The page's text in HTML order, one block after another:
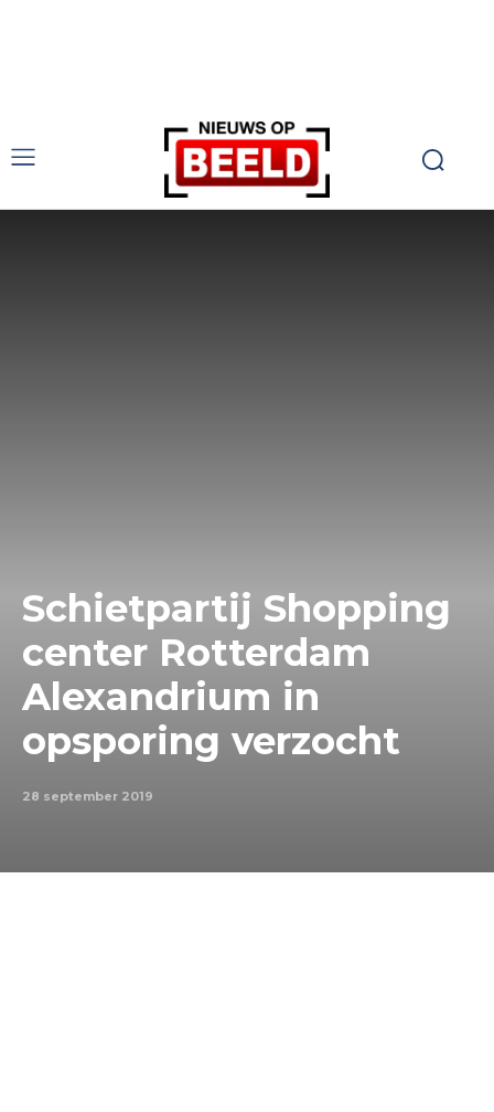
Schietpartij Shopping
center Rotterdam
Alexandrium in
opsporing verzocht
28 september 2019